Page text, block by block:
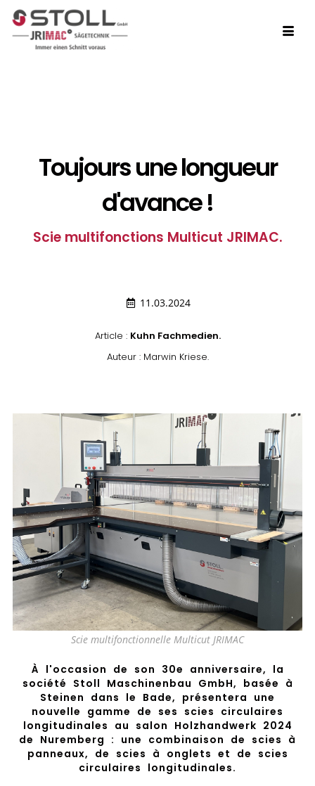
Toujours une longueur
d'avance !
Scie multifonctions Multicut JRIMAC.
11.03.2024
Article : Kuhn Fachmedien.
Auteur : Marwin Kriese.
Scie multifonctionnelle Multicut JRIMAC
À l'occasion de son 30e anniversaire, la
société Stoll Maschinenbau GmbH, basée à
Steinen dans le Bade, présentera une
nouvelle gamme de ses scies circulaires
longitudinales au salon Holzhandwerk 2024
de Nuremberg : une combinaison de scies à
panneaux, de scies à onglets et de scies
circulaires longitudinales.